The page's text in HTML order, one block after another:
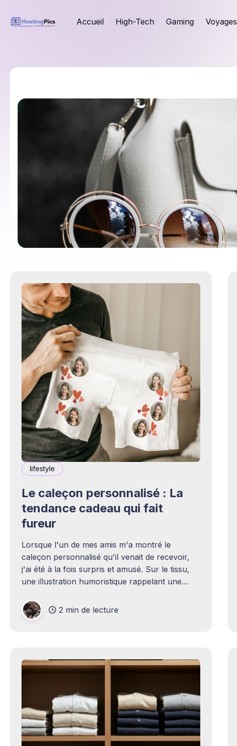
Accueil High-Tech Gaming Voyages
lifestyle
Le caleçon personnalisé : La
tendance cadeau qui fait
fureur
Lorsque l'un de mes amis m'a montré le
caleçon personnalisé qu'il venait de recevoir,
j'ai été à la fois surpris et amusé. Sur le tissu,
une illustration humoristique rappelant une
qu'un
2 min de lecture